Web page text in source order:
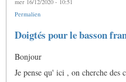
mer 16/12/2020 - 10:51
Permalien
Doigtés pour le basson
Bonjour
Je pense qu' ici , on cherche des